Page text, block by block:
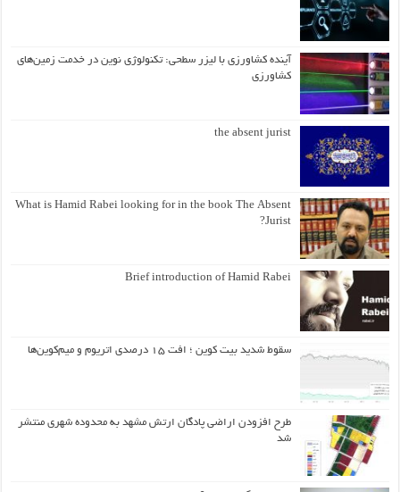
آینده کشاورزی با لیزر سطحی: تکنولوژی نوین در خدمت زمین‌های
کشاورزی
the absent jurist
What is Hamid Rabei looking for in the book The Absent
Jurist?
Brief introduction of Hamid Rabei
سقوط شدید بیت کوین ؛ افت ۱۵ درصدی اتریوم و میم‌کوین‌ها
طرح افزودن اراضی پادگان ارتش مشهد به محدوده شهری منتشر
شد